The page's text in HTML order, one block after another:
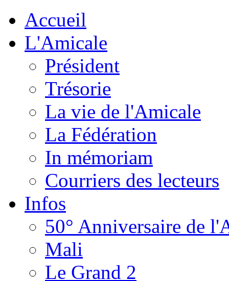
Accueil
L'Amicale
Président
Trésorie
La vie de l'Amicale
La Fédération
In mémoriam
Courriers des lecteurs
Infos
50° Anniversaire de
Mali
Le Grand 2